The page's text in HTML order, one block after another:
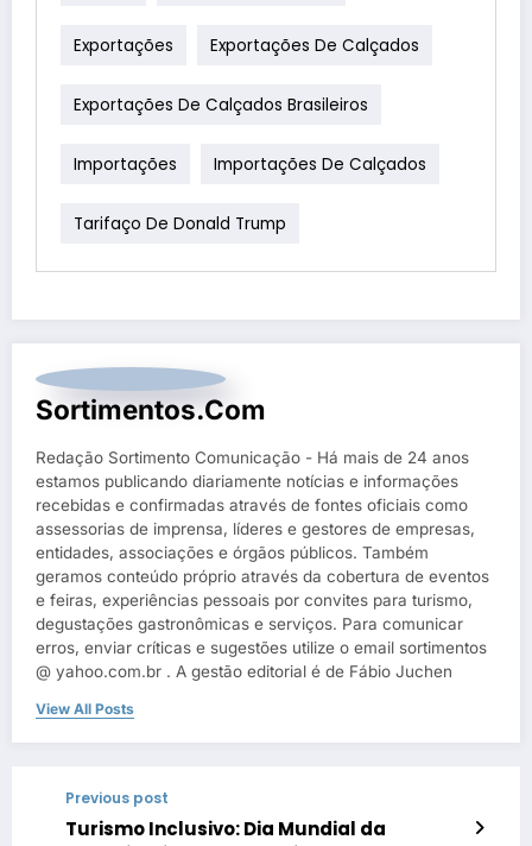
Exportações Exportações De Calçados
Exportações De Calçados Brasileiros
Importações Importações De Calçados
Tarifaço De Donald Trump
Sortimentos.com
Redação Sortimento Comunicação - Há mais de 24 anos
estamos publicando diariamente notícias e informações
recebidas e confirmadas através de fontes oficiais como
assessorias de imprensa, líderes e gestores de empresas,
entidades, associações e órgãos públicos. Também
geramos conteúdo próprio através da cobertura de eventos
e feiras, experiências pessoais por convites para turismo,
degustações gastronômicas e serviços. Para comunicar
erros, enviar críticas e sugestões utilize o email sortimentos
@ yahoo.com.br . A gestão editorial é de Fábio Juchen
View All Posts
Previous post
Turismo Inclusivo: Dia Mundial da